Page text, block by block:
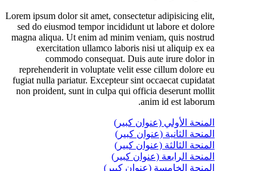
Lorem ipsum dolor sit amet, consectetur adipisicing elit,
sed do eiusmod tempor incididunt ut labore et dolore
magna aliqua. Ut enim ad minim veniam, quis nostrud
exercitation ullamco laboris nisi ut aliquip ex ea
commodo consequat. Duis aute irure dolor in
reprehenderit in voluptate velit esse cillum dolore eu
fugiat nulla pariatur. Excepteur sint occaecat cupidatat
non proident, sunt in culpa qui officia deserunt mollit
anim id est laborum.
المنحة الأولي (عنوان كبير)
المنحة الثانية (عنوان كبير)
المنحة الثالثة (عنوان كبير)
المنحة الرابعة (عنوان كبير)
المنحة الخامسة (عنوان كبير)